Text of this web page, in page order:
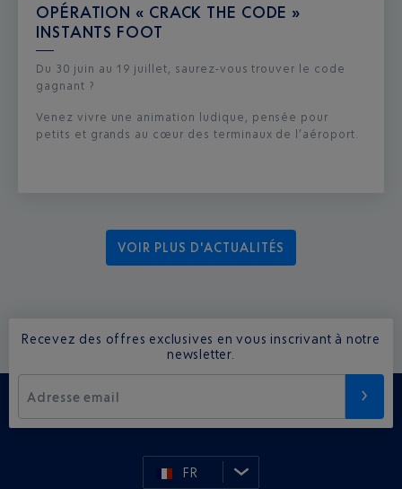
OPÉRATION « CRACK THE CODE »
INSTANTS FOOT
Du 30 juin au 19 juillet, saurez-vous trouver le code
gagnant ?
Venez vivre une animation ludique, pensée pour
petits et grands au cœur des terminaux de l’aéroport.
VOIR PLUS D'ACTUALITÉS
Recevez des offres exclusives en vous inscrivant à notre
newsletter.
Adresse email
FR